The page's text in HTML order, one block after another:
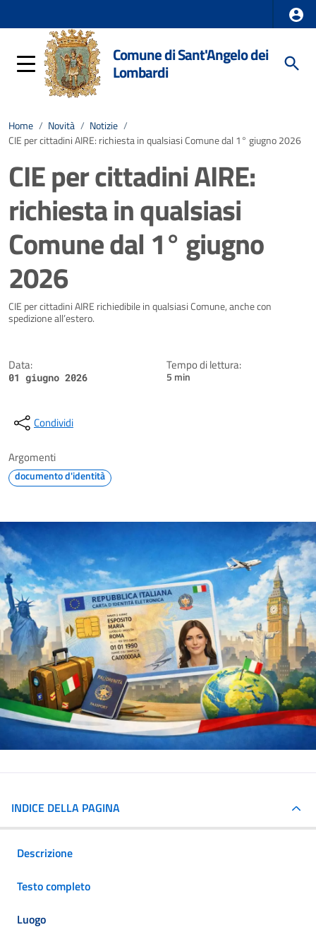
Comune di Sant'Angelo dei
Lombardi
Home / Novità / Notizie /
CIE per cittadini AIRE: richiesta in qualsiasi Comune dal 1° giugno 2026
CIE per cittadini AIRE:
richiesta in qualsiasi
Comune dal 1° giugno
2026
Dettagli della notizia
CIE per cittadini AIRE richiedibile in qualsiasi Comune, anche con
spedizione all’estero.
Data:
01 giugno 2026
Tempo di lettura:
5 min
Condividi
Argomenti
documento d'identità
INDICE DELLA PAGINA
Descrizione
Testo completo
Luogo